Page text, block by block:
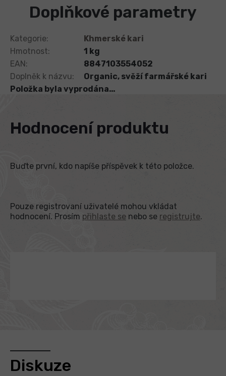
Doplňkové parametry
Kategorie:
Khmerské kari
Hmotnost:
1 kg
EAN:
8847103554052
Doplněk k názvu:
Organic, svěží farmářské kari
Položka byla vyprodána…
Hodnocení produktu
Buďte první, kdo napíše příspěvek k této položce.
Pouze registrovaní uživatelé mohou vkládat
hodnocení. Prosím přihlaste se nebo se registrujte.
Diskuze